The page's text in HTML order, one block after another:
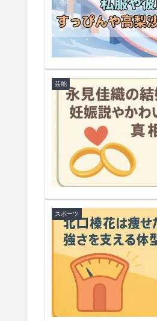
芸能
スポーツ